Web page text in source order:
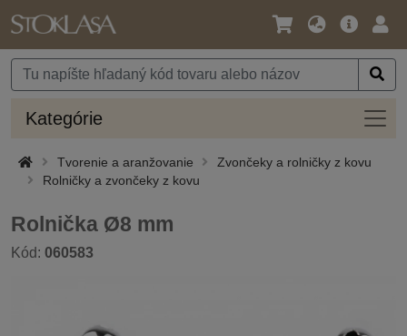
Jazyk
Mena
Hlavná
Kategórie
Tvorenie a aranžovanie
Zvončeky a rolničky z kovu
Rolničky a zvončeky z kovu
Rolnička Ø8 mm
Kód: 060583